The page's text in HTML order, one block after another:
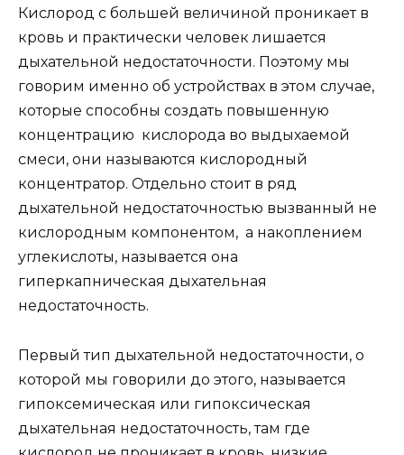
Кислород с большей величиной проникает в
кровь и практически человек лишается
дыхательной недостаточности. Поэтому мы
говорим именно об устройствах в этом случае,
которые способны создать повышенную
концентрацию кислорода во выдыхаемой
смеси, они называются кислородный
концентратор. Отдельно стоит в ряд
дыхательной недостаточностью вызванный не
кислородным компонентом, а накоплением
углекислоты, называется она
гиперкапническая дыхательная
недостаточность.
Первый тип дыхательной недостаточности, о
которой мы говорили до этого, называется
гипоксемическая или гипоксическая
дыхательная недостаточность, там где